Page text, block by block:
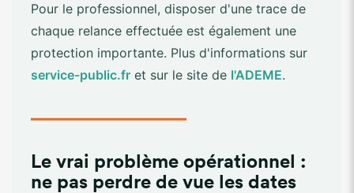
Pour le professionnel, disposer d'une trace de
chaque relance effectuée est également une
protection importante. Plus d'informations sur
service-public.fr et sur le site de l'ADEME.
Le vrai problème opérationnel :
ne pas perdre de vue les dates